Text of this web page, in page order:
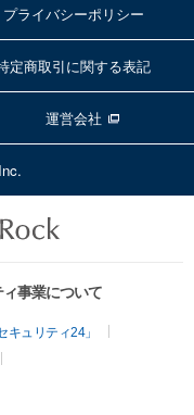
プライバシーポリシー
定商取引に関する表記
運営会社
事業について
ュリティ24」